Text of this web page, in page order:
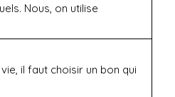
Nous, on utilise
il faut choisir un bon qui